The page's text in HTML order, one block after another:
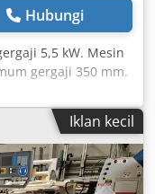
Hubungi
5,5 kW. Mesin
gergaji 350 mm.
Panjang meja
Iklan kecil